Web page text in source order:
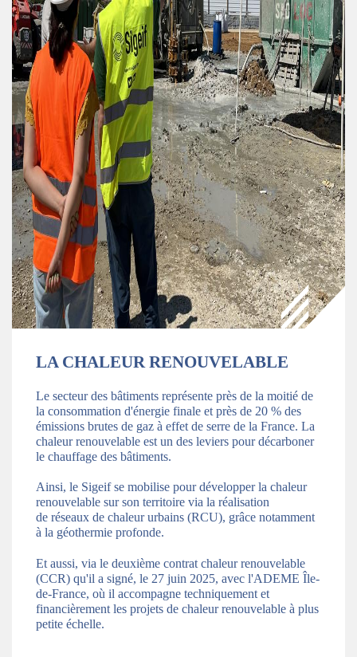
LA CHALEUR RENOUVELABLE
Le secteur des bâtiments représente près de la moitié de
la consommation d'énergie finale et près de 20 % des
émissions brutes de gaz à effet de serre de la France. La
chaleur renouvelable est un des leviers pour décarboner
le chauffage des bâtiments.
Ainsi, le Sigeif se mobilise pour développer la chaleur
renouvelable sur son territoire via la réalisation
de réseaux de chaleur urbains (RCU), grâce notamment
à la géothermie profonde.
Et aussi, via le deuxième contrat chaleur renouvelable
(CCR) qu'il a signé, le 27 juin 2025, avec l'ADEME Île-
de-France, où il accompagne techniquement et
financièrement les projets de chaleur renouvelable à plus
petite échelle.